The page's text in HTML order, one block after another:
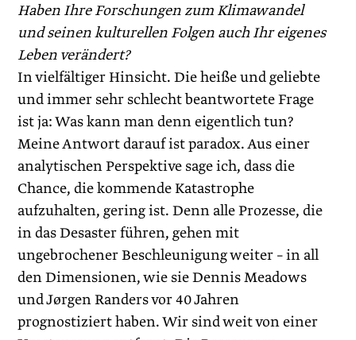
Haben Ihre Forschungen zum Klimawandel
und seinen kulturellen Folgen auch Ihr ­eigenes
Leben verändert?
In vielfältiger Hinsicht. Die heiße und geliebte
und immer sehr schlecht beantwortete Frage
ist ja: Was kann man denn eigentlich tun?
Meine Antwort darauf ist paradox. Aus einer
analytischen Perspektive sage ich, dass die
Chance, die kommende Katastrophe
aufzuhalten, gering ist. Denn alle Prozesse, die
in das Desaster führen, gehen mit
ungebrochener Beschleunigung weiter – in all
den Dimensionen, wie sie Dennis Mead­ows
und Jørgen Randers vor 40 Jahren
prognostiziert haben. Wir sind weit von einer